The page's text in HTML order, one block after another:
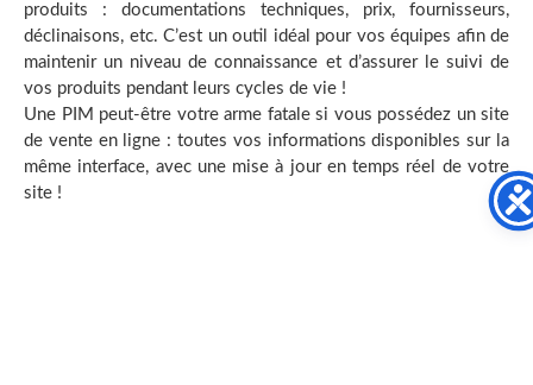
produits : documentations techniques, prix, fournisseurs,
déclinaisons, etc. C’est un outil idéal pour vos équipes afin de
maintenir un niveau de connaissance et d’assurer le suivi de
vos produits pendant leurs cycles de vie !
Une PIM peut-être votre arme fatale si vous possédez un site
de vente en ligne : toutes vos informations disponibles sur la
même interface, avec une mise à jour en temps réel de votre
site !